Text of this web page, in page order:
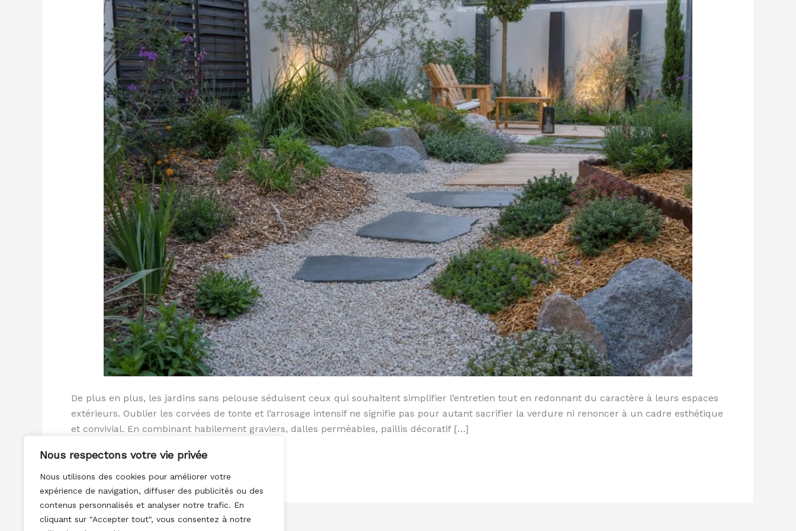
Nous respectons votre vie privée
Nous utilisons des cookies pour améliorer votre
expérience de navigation, diffuser des publicités ou des
contenus personnalisés et analyser notre trafic. En
cliquant sur "Accepter tout", vous consentez à notre
De plus en plus, les jardins sans pelouse séduisent ceux qui souhaitent simplifier l’entretien tout en redonnant du caractère à leurs espaces
extérieurs. Oublier les corvées de tonte et l’arrosage intensif ne signifie pas pour autant sacrifier la verdure ni renoncer à un cadre esthétique
et convivial. En combinant habilement graviers, dalles perméables, paillis décoratif […]
Lire la suite »